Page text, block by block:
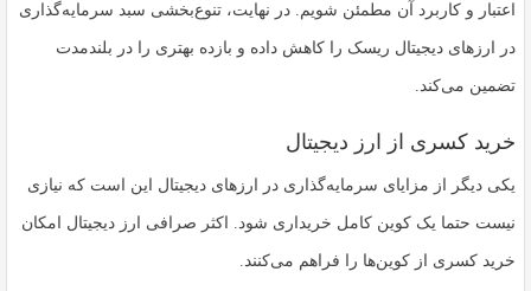
اعتبار و کاربرد آن مطمئن شویم. در نهایت، تنوع‌بخشی سبد سرمایه‌گذاری
در ارزهای دیجیتال ریسک را کاهش داده و بازده بهتری را در بلندمدت
تضمین می‌کند.
خرید کسری از ارز دیجیتال
یکی دیگر از مزایای سرمایه‌گذاری در ارزهای دیجیتال این است که نیازی
نیست حتما یک کوین کامل خریداری شود. اکثر صرافی‌ ارز دیجیتال امکان
خرید کسری از کوین‌ها را فراهم می‌کنند.